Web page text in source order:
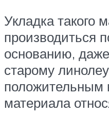
Укладка такого
производиться
основанию,
старому
положительным
материала